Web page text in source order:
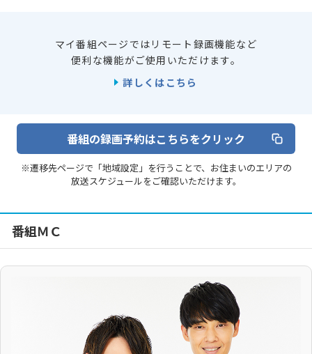
マイ番組ページではリモート録画機能など
便利な機能がご使用いただけます。
詳しくはこちら
番組の録画予約はこちらをクリック
※遷移先ページで「地域設定」を行うことで、お住まいのエリアの
放送スケジュールをご確認いただけます。
番組ＭＣ